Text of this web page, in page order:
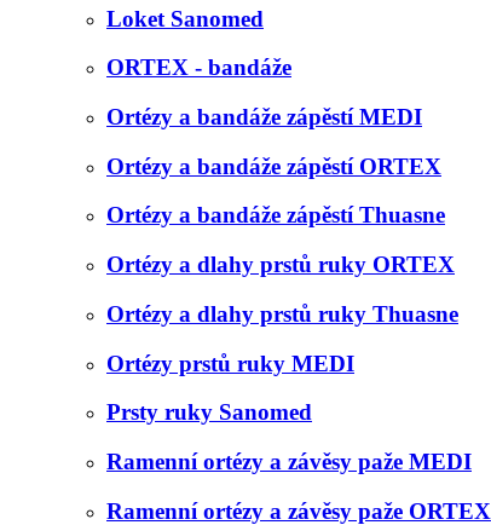
Loket Sanomed
ORTEX - bandáže
Ortézy a bandáže zápěstí MEDI
Ortézy a bandáže zápěstí ORTEX
Ortézy a bandáže zápěstí Thuasne
Ortézy a dlahy prstů ruky ORTEX
Ortézy a dlahy prstů ruky Thuasne
Ortézy prstů ruky MEDI
Prsty ruky Sanomed
Ramenní ortézy a závěsy paže MEDI
Ramenní ortézy a závěsy paže ORTEX